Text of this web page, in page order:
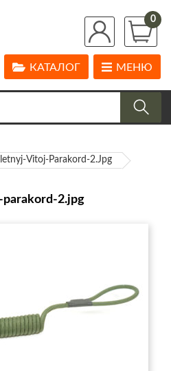
0
МЕНЮ
КАТАЛОГ
Vitoj-Parakord-2.jpg
2.jpg